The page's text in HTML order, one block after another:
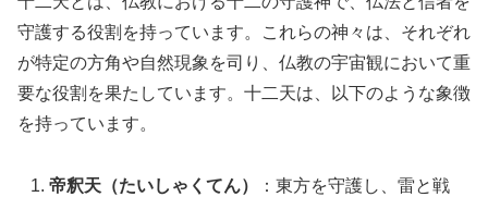
守護する役割を持っています。これらの神々は、それぞれ
が特定の方角や自然現象を司り、仏教の宇宙観において重
要な役割を果たしています。十二天は、以下のような象徴
を持っています。
帝釈天（たいしゃくてん）
：東方を守護し、雷と戦